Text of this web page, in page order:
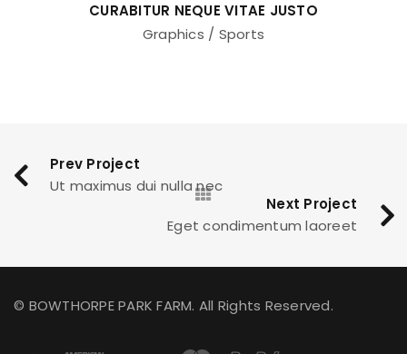
CURABITUR NEQUE VITAE JUSTO
Graphics / Sports
Prev Project
Ut maximus dui nulla nec
Next Project
Eget condimentum laoreet
© BOWTHORPE PARK FARM. All Rights Reserved.